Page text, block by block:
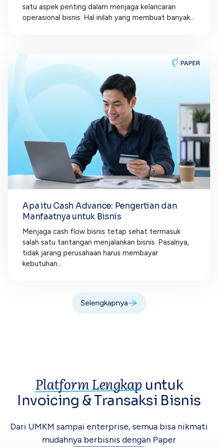
satu aspek penting dalam menjaga kelancaran
operasional bisnis. Hal inilah yang membuat banyak...
Apa itu Cash Advance: Pengertian dan
Manfaatnya untuk Bisnis
Menjaga cash flow bisnis tetap sehat termasuk
salah satu tantangan menjalankan bisnis. Pasalnya,
tidak jarang perusahaan harus membayar
kebutuhan...
Selengkapnya
Platform Lengkap untuk
Invoicing &Transaksi Bisnis
Dari UMKM sampai enterprise, semua bisa nikmati
mudahnya berbisnis dengan Paper